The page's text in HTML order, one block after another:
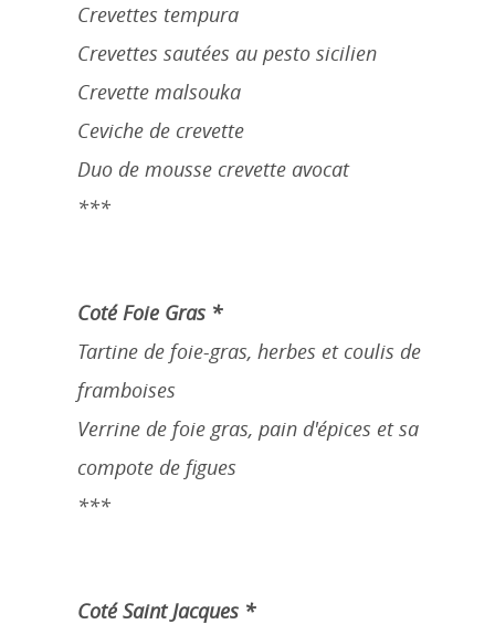
Crevettes tempura
Crevettes sautées au pesto sicilien
Crevette malsouka
Ceviche de crevette
Duo de mousse crevette avocat
***
Coté Foie Gras *
Tartine de foie-gras, herbes et coulis de
framboises
Verrine de foie gras, pain d'épices et sa
compote de figues
***
Coté Saint Jacques *